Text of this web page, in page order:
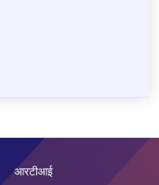
आरटीआई